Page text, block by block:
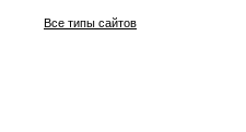
Все типы сайтов